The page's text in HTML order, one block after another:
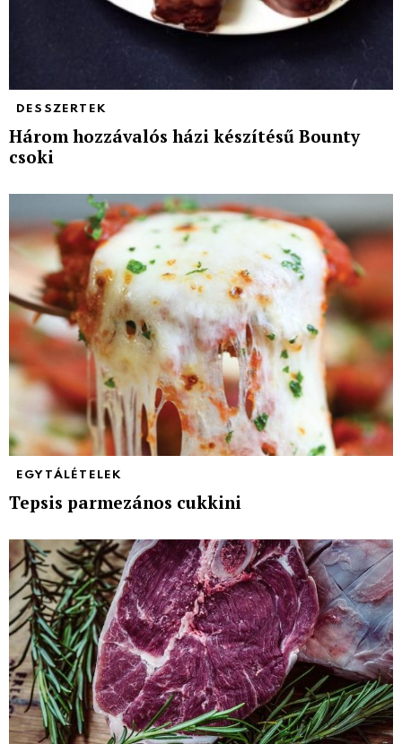
DESSZERTEK
Három hozzávalós házi készítésű Bounty
csoki
EGYTÁLÉTELEK
Tepsis parmezános cukkini